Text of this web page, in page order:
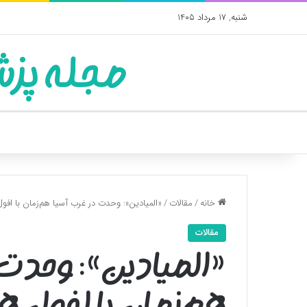
شنبه, 17 مرداد 1405
مجله
خانه/مقالات/«المیادین»: وحدت در غرب آسیا هم‌زمان با
مقالات
«المیادین»: